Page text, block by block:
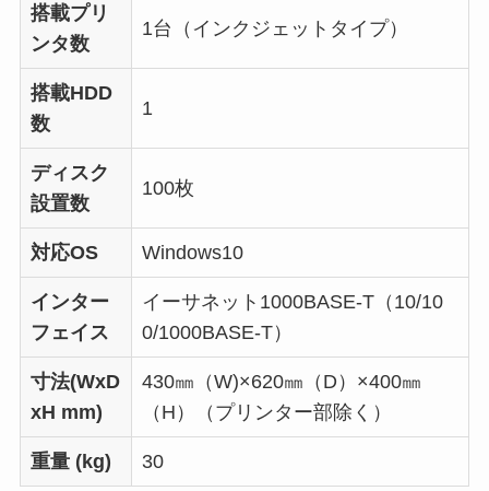
搭載プリ
ンタ数
1台（インクジェットタイプ）
搭載HDD
数
1
ディスク
設置数
100枚
対応OS Windows10
インター
フェイス
イーサネット1000BASE-T（10/10
0/1000BASE-T）
寸法(WxD
xH mm)
430㎜（W)×620㎜（D）×400㎜
（H）（プリンター部除く）
重量 (kg) 30